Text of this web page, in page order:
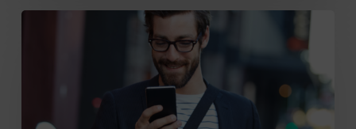
Unternehmensstark: